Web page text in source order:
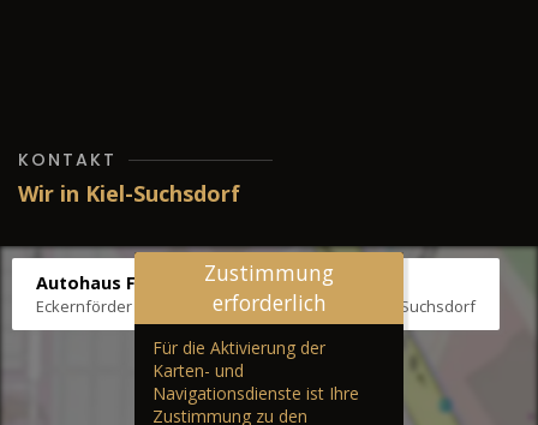
KONTAKT
Wir in Kiel-Suchsdorf
Autohaus Fräter
Eckernförder Str. /Klausbrooker Weg 1, 24107 Kiel-Suchsdorf
Zustimmung
erforderlich
Für die Aktivierung der
Karten- und
Navigationsdienste ist Ihre
Zustimmung zu den